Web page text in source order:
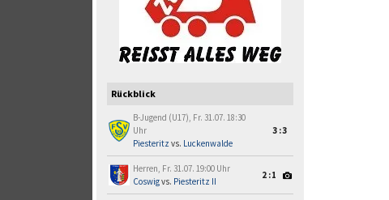
Rückblick
B-Jugend (U17), Fr. 31.07. 18:30
Uhr
Piesteritz vs. Luckenwalde
3:3
Herren, Fr. 31.07. 19:00 Uhr
Coswigvs. Piesteritz II
2:1